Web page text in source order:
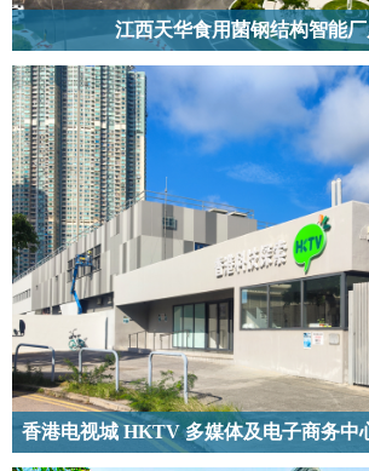
江西天华食用菌钢结构智能厂
江西天华钢结构食用菌生产厂房项目位于赣州安远县
钢结构厂房。凭借钢结构跨度大、空间利用率高、施
生产设备与食用菌工艺需求，达产后年产5000万瓶绣
动就业3200余人。
中国香港将军澳的香港电视城 HKTV 多媒体及电子商